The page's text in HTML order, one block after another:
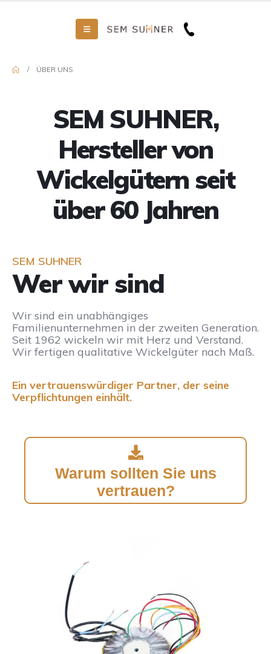
ÜBER UNS
SEM SUHNER,
Hersteller von
Wickelgütern seit
über 60 Jahren
SEM SUHNER
Wer wir sind
Wir sind ein unabhängiges
Familienunternehmen in der zweiten Generation.
Seit 1962 wickeln wir mit Herz und Verstand.
Wir fertigen qualitative Wickelgüter nach Maß.
Ein vertrauenswürdiger Partner, der seine
Verpflichtungen einhält.
Warum sollten Sie uns
vertrauen?